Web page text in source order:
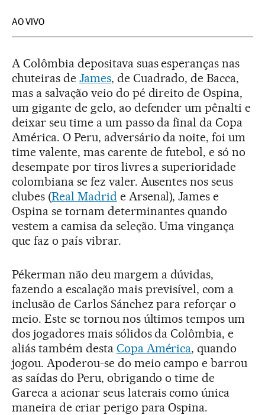
AO VIVO
A Colômbia depositava suas esperanças nas
chuteiras de James, de Cuadrado, de Bacca,
mas a salvação veio do pé direito de Ospina,
um gigante de gelo, ao defender um pênalti e
deixar seu time a um passo da final da Copa
América. O Peru, adversário da noite, foi um
time valente, mas carente de futebol, e só no
desempate por tiros livres a superioridade
colombiana se fez valer. Ausentes nos seus
clubes (Real Madride Arsenal), James e
Ospina se tornam determinantes quando
vestem a camisa da seleção. Uma vingança
que faz o país vibrar.
Pékerman não deu margem a dúvidas,
fazendo a escalação mais previsível, com a
inclusão de Carlos Sánchez para reforçar o
meio. Este se tornou nos últimos tempos um
dos jogadores mais sólidos da Colômbia, e
aliás também desta Copa América, quando
jogou. Apoderou-se do meio campo e barrou
as saídas do Peru, obrigando o time de
Gareca a acionar seus laterais como única
maneira de criar perigo para Ospina.